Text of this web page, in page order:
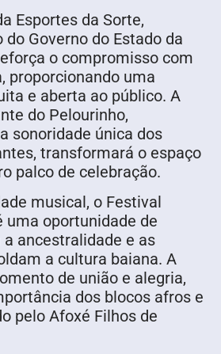
Esportes da Sorte,
do Governo do Estado da
o compromisso com
proporcionando uma
e aberta ao público. A
do Pelourinho,
sonoridade única dos
transformará o espaço
palco de celebração.
musical, o Festival
uma oportunidade de
ancestralidade e as
a cultura baiana. A
de união e alegria,
dos blocos afros e
pelo Afoxé Filhos de